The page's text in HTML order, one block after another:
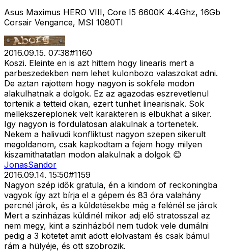
Asus Maximus HERO VIII, Core I5 6600K 4.4Ghz, 16Gb
Corsair Vengance, MSI 1080TI
2016.09.15. 07:38#1160
Koszi. Eleinte en is azt hittem hogy linearis mert a
parbeszedekben nem lehet kulonbozo valaszokat adni.
De aztan rajottem hogy nagyon is sokfele modon
alakulhatnak a dolgok. Ez az agazodas eszrevetlenul
tortenik a tetteid okan, ezert tunhet linearisnak. Sok
mellekszereplonek velt karakteren is elbukhat a siker.
Igy nagyon is fordulatosan alakulnak a tortenetek.
Nekem a halivudi konfliktust nagyon szepen sikerult
megoldanom, csak kapkodtam a fejem hogy milyen
kiszamithatatlan modon alakulnak a dolgok 😊
JonasSandor
2016.09.14. 15:50#1159
Nagyon szép idők gratula, én a kindom of reckoningba
vagyok így azt bírja el a gépem és 83 óra valahány
percnél járok, és a küldetésekbe még a felénél se járok
Mert a szinházas küldinél mikor adj elő stratosszal az
nem megy, kint a szinházból nem tudok vele dumálni
pedig a 3 kötetet amit adott elolvastam és csak bámul
rám a hülyéje, és ott szobrozik.